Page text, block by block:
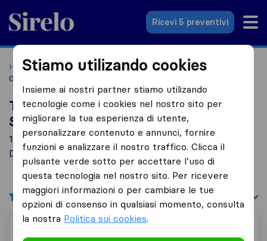
Sirelo.it
Ricevi 5 preventivi
Home Le 10 migliori aziende di traslochi in Italia
Gran Sasso D'italia
Top 10 traslocatori a Isola Del Gran
Sasso D'italia
1 aziende di traslochi trovate a Isola Del Gran Sasso
D'italia
Filtri Filtra per:
Stiamo utilizando cookies
Insieme ai nostri partner stiamo utilizando
tecnologie come i cookies nel nostro sito per
migliorare la tua esperienza di utente,
personalizzare contenuto e annunci, fornire
funzioni e analizzare il nostro traffico. Clicca il
pulsante verde sotto per accettare l’uso di
questa tecnologia nel nostro sito. Per ricevere
maggiori informazioni o per cambiare le tue
opzioni di consenso in qualsiasi momento, consulta
la nostra Politica sui cookies.